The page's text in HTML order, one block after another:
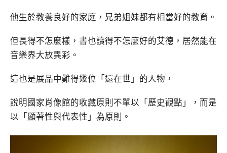
他生於教養良好的家庭，兄弟姐妹都有相當好的教育。
但長得不怎麼樣，書也讀得不怎麼好的艾德，居然能在
音樂界大放異彩。
這也是展品中難得幾位「還在世」的人物，
說明國家肖像館的收藏原則不單以「歷史觀點」，而是
以「顯著性與代表性」為原則。